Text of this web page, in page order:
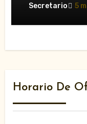
Secretario 5
Horario De